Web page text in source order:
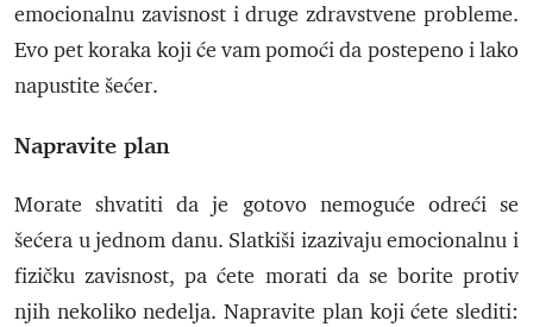
emocionalnu zavisnost i druge zdravstvene probleme.
Evo pet koraka koji će vam pomoći da postepeno i lako
napustite šećer.
Napravite plan
Morate shvatiti da je gotovo nemoguće odreći se
šećera u jednom danu. Slatkiši izazivaju emocionalnu i
fizičku zavisnost, pa ćete morati da se borite protiv
njih nekoliko nedelja. Napravite plan koji ćete slediti: